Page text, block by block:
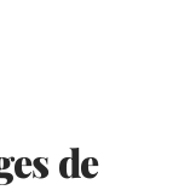
de